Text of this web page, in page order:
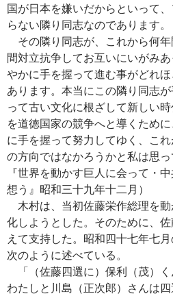
国が日本を嫌いだからといって
らない隣り同志なのであります。
その隣り同志が、これから何
間対立抗争してお互いにいがみ
やかに手を握って進む事がどれ
あります。本当にこの隣り同志
って古い文化に根ざして新しい
を道徳国家の競争へと導くため
に手を握って努力してゆく、こ
の方向ではなかろうかと私は思
『世界を動かす巨人に会って・
想う』昭和三十九年十二月）
木村は、当初佐藤栄作総理を
化しようとした。そのために、
えて支持した。昭和四十七年七
次のように述べている。
「（佐藤四選に）保利（茂）
わたしと川島（正次郎）さんは四